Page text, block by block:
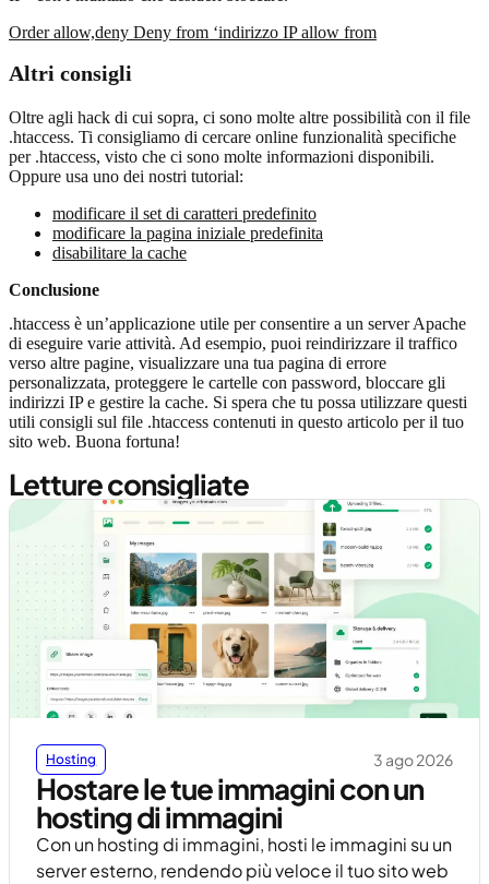
Order allow,deny Deny from ‘indirizzo IP allow from
Altri consigli
Oltre agli hack di cui sopra, ci sono molte altre possibilità con il file
.htaccess. Ti consigliamo di cercare online funzionalità specifiche
per .htaccess, visto che ci sono molte informazioni disponibili.
Oppure usa uno dei nostri tutorial:
modificare il set di caratteri predefinito
modificare la pagina iniziale predefinita
disabilitare la cache
Conclusione
.htaccess è un’applicazione utile per consentire a un server Apache
di eseguire varie attività. Ad esempio, puoi reindirizzare il traffico
verso altre pagine, visualizzare una tua pagina di errore
personalizzata, proteggere le cartelle con password, bloccare gli
indirizzi IP e gestire la cache. Si spera che tu possa utilizzare questi
utili consigli sul file .htaccess contenuti in questo articolo per il tuo
sito web. Buona fortuna!
Letture consigliate
Hosting 3 ago 2026
Hostare le tue immagini con un
hosting di immagini
Con un hosting di immagini, hosti le immagini su un
server esterno, rendendo più veloce il tuo sito web